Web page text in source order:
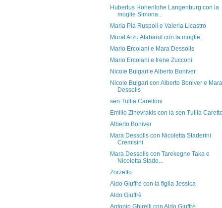
Hubertus Hohenlohe Langenburg con la
moglie Simona...
Maria Pia Ruspoli e Valeria Licastro
Murat Arzu Atabarut con la moglie
Mario Ercolani e Mara Dessolis
Mario Ercolani e Irene Zucconi
Nicole Bulgari e Alberto Boniver
Nicole Bulgari con Alberto Boniver e Mara
Dessolis
sen.Tullia Carettoni
Emilio Zinevrakis con la sen.Tullia
Alberto Boniver
Mara Dessolis con Nicoletta Staderini
Cremisini
Mara Dessolis con Tarekegne Taka e
Nicoletta Stade...
Zorzetto
Aldo Giuffrè con la figlia Jessica
Aldo Giuffrè
Antonio Ghirelli con Aldo Giuffrè